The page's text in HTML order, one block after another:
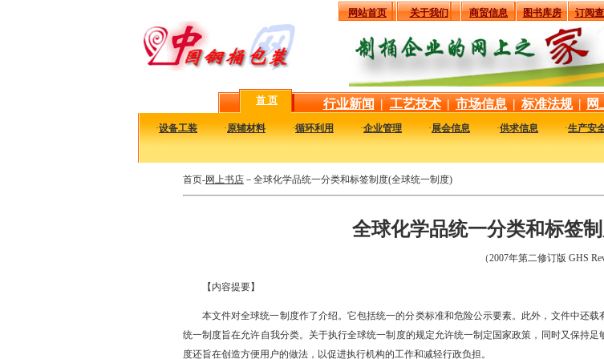
网站首页 关于我们 商贸信息 图书库房 订阅
首 页
行业新闻 | 工艺技术 | 市场信息 | 标准法规 | 网
·设备工装 ·原辅材料 ·循环利用 ·企业管理 ·展会信息 ·供求信息 ·生产安
首页-网上书店 －全球化学品统一分类和标签制度(全球统一制度)
全球化学品统一分类和标签
（2007年第二修订版 GHS
【内容提要】
本文件对全球统一制度作了介绍。它包括统一的分类标准和危险公示要素。此外，文件中还
统一制度旨在允许自我分类。关于执行全球统一制度的规定允许统一制定国家政策，同时又保持
度还旨在创造方便用户的做法，以促进执行机构的工作和减轻行政负担。